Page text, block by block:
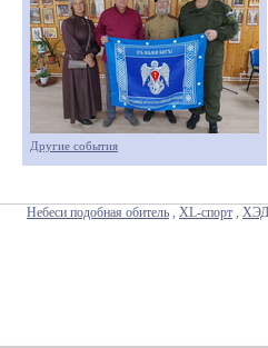
Другие события
Небеси подобная обитель , XL-спорт , ХЭД